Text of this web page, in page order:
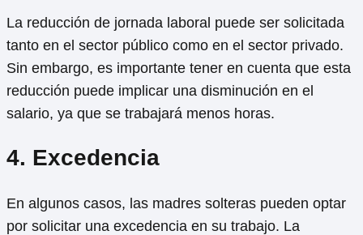
La reducción de jornada laboral puede ser solicitada
tanto en el sector público como en el sector privado.
Sin embargo, es importante tener en cuenta que esta
reducción puede implicar una disminución en el
salario, ya que se trabajará menos horas.
4. Excedencia
En algunos casos, las madres solteras pueden optar
por solicitar una excedencia en su trabajo. La